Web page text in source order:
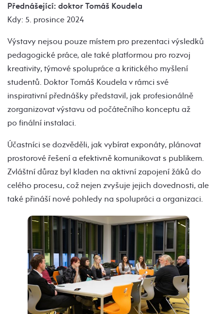
Přednášející: doktor Tomáš Koudela
Kdy: 5. prosince 2024
Výstavy nejsou pouze místem pro prezentaci výsledků
pedagogické práce, ale také platformou pro rozvoj
kreativity, týmové spolupráce a kritického myšlení
studentů. Doktor Tomáš Koudela v rámci své
inspirativní přednášky představil, jak profesionálně
zorganizovat výstavu od počátečního konceptu až
po finální instalaci.
Účastníci se dozvěděli, jak vybírat exponáty, plánovat
prostorové řešení a efektivně komunikovat s publikem.
Zvláštní důraz byl kladen na aktivní zapojení žáků do
celého procesu, což nejen zvyšuje jejich dovednosti, ale
také přináší nové pohledy na spolupráci a organizaci.